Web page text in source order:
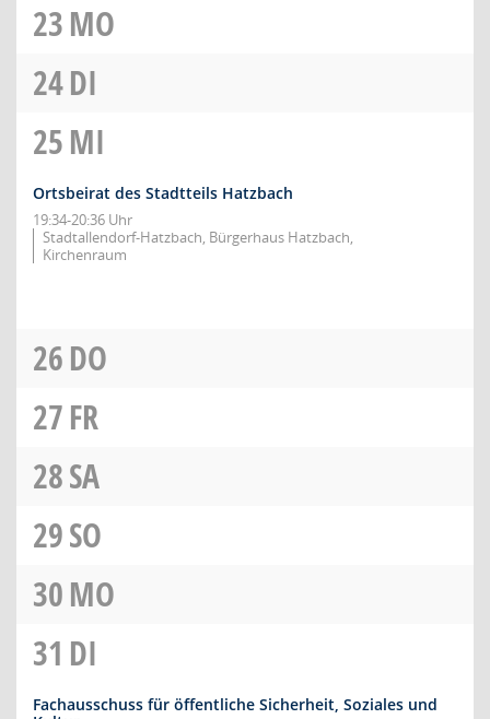
23MO
24DI
25MI
Ortsbeirat des Stadtteils Hatzbach
19:34-20:36 Uhr
Stadtallendorf-Hatzbach, Bürgerhaus Hatzbach,
Kirchenraum
26DO
27FR
28SA
29SO
30MO
31 DI
Fachausschuss für öffentliche Sicherheit, Soziales und